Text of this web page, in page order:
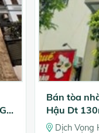
Bán tòa
Hậu Dt
Dịch Vọng